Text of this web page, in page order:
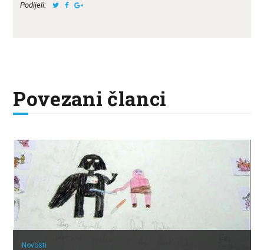
Podijeli:
Povezani članci
Novosti